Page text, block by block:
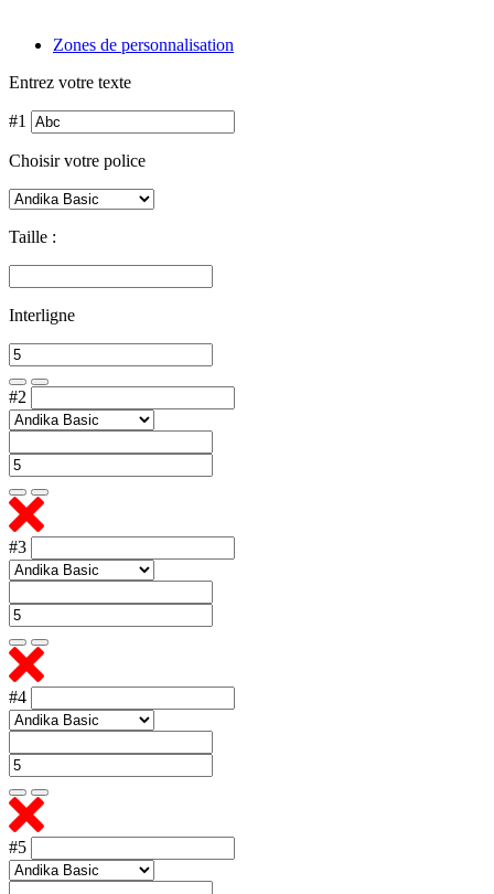
Zones de personnalisation
Entrez votre texte
#1
Choisir votre police
Taille :
Interligne
#2
#3
#4
#5